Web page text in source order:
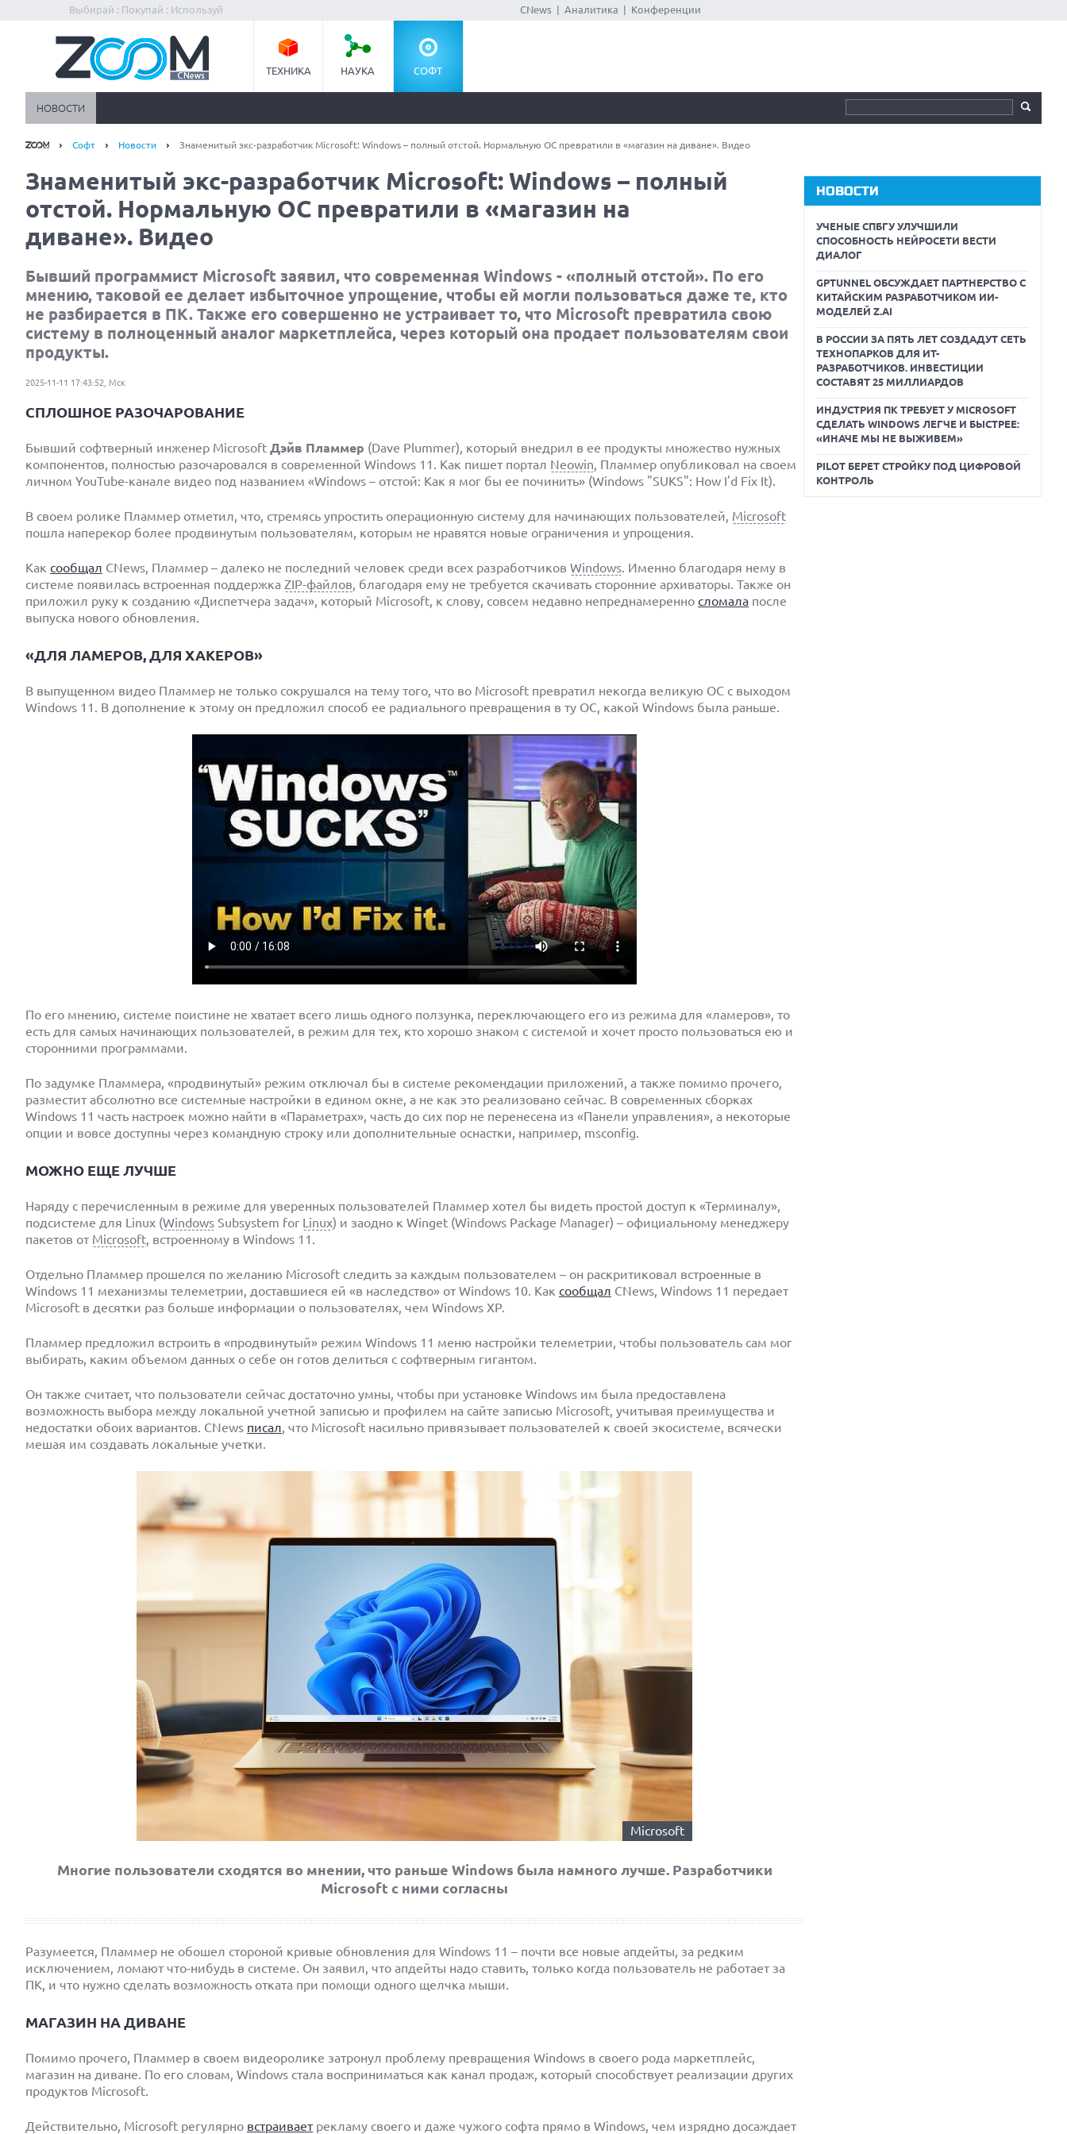
Выбирай : Покупай : Используй CNews Аналитика Конференции
ТЕХНИКА НАУКА СОФТ
НОВОСТИ
Софт Новости Знаменитый экс-разработчик Microsoft: Windows – полный отстой. Нормальную ОС превратили в «магазин на диване». Видео
Знаменитый экс-разработчик Microsoft: Windows – полный
отстой. Нормальную ОС превратили в «магазин на
диване». Видео
Бывший программист Microsoft заявил, что современная Windows - «полный отстой». По его
мнению, таковой ее делает избыточное упрощение, чтобы ей могли пользоваться даже те, кто
не разбирается в ПК. Также его совершенно не устраивает то, что Microsoft превратила свою
систему в полноценный аналог маркетплейса, через который она продает пользователям свои
продукты.
2025-11-11 17:43:52, Мск
СПЛОШНОЕ РАЗОЧАРОВАНИЕ
Бывший софтверный инженер Microsoft Дэйв Пламмер (Dave Plummer), который внедрил в ее продукты множество нужных
компонентов, полностью разочаровался в современной Windows 11. Как пишет портал Neowin, Пламмер опубликовал на своем
личном YouTube-канале видео под названием «Windows – отстой: Как я мог бы ее починить» (Windows "SUKS": How I'd Fix It).
В своем ролике Пламмер отметил, что, стремясь упростить операционную систему для начинающих пользователей, Microsoft
пошла наперекор более продвинутым пользователям, которым не нравятся новые ограничения и упрощения.
Как сообщал CNews, Пламмер – далеко не последний человек среди всех разработчиков Windows. Именно благодаря нему в
системе появилась встроенная поддержка ZIP-файлов, благодаря ему не требуется скачивать сторонние архиваторы. Также он
приложил руку к созданию «Диспетчера задач», который Microsoft, к слову, совсем недавно непреднамеренно сломала после
выпуска нового обновления.
«ДЛЯ ЛАМЕРОВ, ДЛЯ ХАКЕРОВ»
В выпущенном видео Пламмер не только сокрушался на тему того, что во Microsoft превратил некогда великую ОС с выходом
Windows 11. В дополнение к этому он предложил способ ее радиального превращения в ту ОС, какой Windows была раньше.
По его мнению, системе поистине не хватает всего лишь одного ползунка, переключающего его из режима для «ламеров», то
есть для самых начинающих пользователей, в режим для тех, кто хорошо знаком с системой и хочет просто пользоваться ею и
сторонними программами.
По задумке Пламмера, «продвинутый» режим отключал бы в системе рекомендации приложений, а также помимо прочего,
разместит абсолютно все системные настройки в едином окне, а не как это реализовано сейчас. В современных сборках
Windows 11 часть настроек можно найти в «Параметрах», часть до сих пор не перенесена из «Панели управления», а некоторые
опции и вовсе доступны через командную строку или дополнительные оснастки, например, msconfig.
МОЖНО ЕЩЕ ЛУЧШЕ
Наряду с перечисленным в режиме для уверенных пользователей Пламмер хотел бы видеть простой доступ к «Терминалу»,
подсистеме для Linux (Windows Subsystem for Linux) и заодно к Winget (Windows Package Manager) – официальному менеджеру
пакетов от Microsoft, встроенному в Windows 11.
Отдельно Пламмер прошелся по желанию Microsoft следить за каждым пользователем – он раскритиковал встроенные в
Windows 11 механизмы телеметрии, доставшиеся ей «в наследство» от Windows 10. Как сообщал CNews, Windows 11 передает
Microsoft в десятки раз больше информации о пользователях, чем Windows XP.
Пламмер предложил встроить в «продвинутый» режим Windows 11 меню настройки телеметрии, чтобы пользователь сам мог
выбирать, каким объемом данных о себе он готов делиться с софтверным гигантом.
Он также считает, что пользователи сейчас достаточно умны, чтобы при установке Windows им была предоставлена
возможность выбора между локальной учетной записью и профилем на сайте записью Microsoft, учитывая преимущества и
недостатки обоих вариантов. CNews писал, что Microsoft насильно привязывает пользователей к своей экосистеме, всячески
мешая им создавать локальные учетки.
Microsoft
Многие пользователи сходятся во мнении, что раньше Windows была намного лучше. Разработчики
Microsoft с ними согласны
Разумеется, Пламмер не обошел стороной кривые обновления для Windows 11 – почти все новые апдейты, за редким
исключением, ломают что-нибудь в системе. Он заявил, что апдейты надо ставить, только когда пользователь не работает за
ПК, и что нужно сделать возможность отката при помощи одного щелчка мыши.
МАГАЗИН НА ДИВАНЕ
Помимо прочего, Пламмер в своем видеоролике затронул проблему превращения Windows в своего рода маркетплейс,
магазин на диване. По его словам, Windows стала восприниматься как канал продаж, который способствует реализации других
продуктов Microsoft.
Действительно, Microsoft регулярно встраиваетрекламу своего и даже чужого софта прямо в Windows, чем изрядно досаждает
НОВОСТИ
УЧЕНЫЕ СПБГУ УЛУЧШИЛИ
СПОСОБНОСТЬ НЕЙРОСЕТИ ВЕСТИ
ДИАЛОГ
GPTUNNEL ОБСУЖДАЕТ ПАРТНЕРСТВО С
КИТАЙСКИМ РАЗРАБОТЧИКОМ ИИ-
МОДЕЛЕЙ Z.AI
В РОССИИ ЗА ПЯТЬ ЛЕТ СОЗДАДУТ СЕТЬ
ТЕХНОПАРКОВ ДЛЯ ИТ-
РАЗРАБОТЧИКОВ. ИНВЕСТИЦИИ
СОСТАВЯТ 25 МИЛЛИАРДОВ
ИНДУСТРИЯ ПК ТРЕБУЕТ У MICROSOFT
СДЕЛАТЬ WINDOWS ЛЕГЧЕ И БЫСТРЕЕ:
«ИНАЧЕ МЫ НЕ ВЫЖИВЕМ»
PILOT БЕРЕТ СТРОЙКУ ПОД ЦИФРОВОЙ
КОНТРОЛЬ